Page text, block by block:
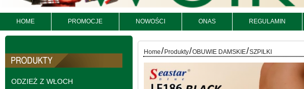
HOME PROMOCJE NOWOŚCI ONAS REGULAMIN
ODZIEŻ Z WŁOCH
Bluzy damskie Roz L-
3XL. 1 kolor. Paczka
54.00 zł
Home/ Produkty/OBUWIE DAMSKIE/SZPILKI